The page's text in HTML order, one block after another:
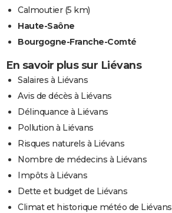
Calmoutier(5 km)
Haute-Saône
Bourgogne-Franche-Comté
En savoir plus sur Liévans
Salaires à Liévans
Avis de décès à Liévans
Délinquance à Liévans
Pollution à Liévans
Risques naturels à Liévans
Nombre de médecins à Liévans
Impôts à Liévans
Dette et budget de Liévans
Climat et historique météo de Liévans